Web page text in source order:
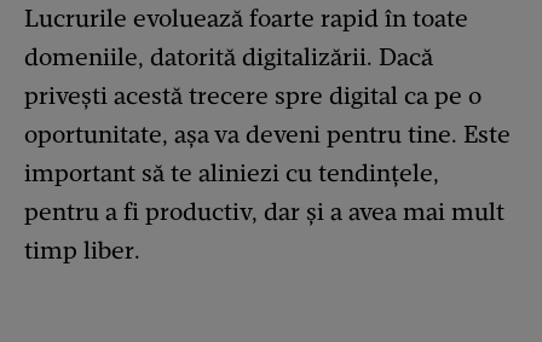
Lucrurile evoluează foarte rapid în toate
domeniile, datorită digitalizării. Dacă
privești acestă trecere spre digital ca pe o
oportunitate, așa va deveni pentru tine. Este
important să te aliniezi cu tendințele,
pentru a fi productiv, dar și a avea mai mult
timp liber.